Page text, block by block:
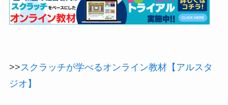
>> スクラッチが学べるオンライン教材【アルスタ
ジオ】